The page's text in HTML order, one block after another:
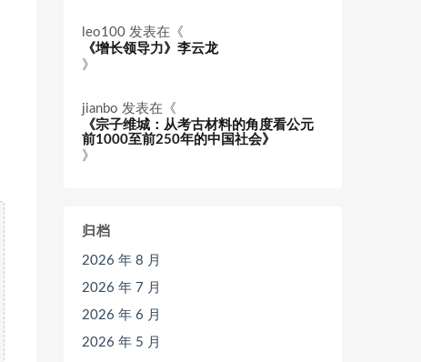
leo100 发表在《
《增长领导力》李云龙
》
jianbo 发表在《
《宗子维城：从考古材料的角度看公元
前1000至前250年的中国社会》
》
归档
2026 年 8 月
2026 年 7 月
2026 年 6 月
2026 年 5 月